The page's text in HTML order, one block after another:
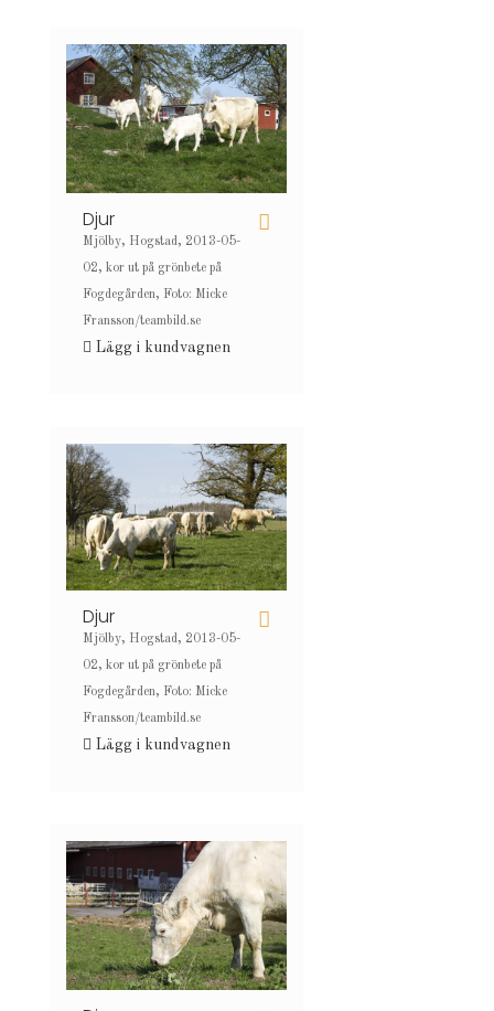
Djur
Mjölby, Hogstad, 2013-05-
02, kor ut på grönbete på
Fogdegården, Foto: Micke
Fransson/teambild.se
Lägg i kundvagnen
Djur
Mjölby, Hogstad, 2013-05-
02, kor ut på grönbete på
Fogdegården, Foto: Micke
Fransson/teambild.se
Lägg i kundvagnen